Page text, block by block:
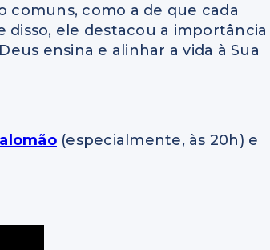
comuns, como a de que cada
disso, ele destacou a importância
ensina e alinhar a vida à Sua
(especialmente, às 20h) e